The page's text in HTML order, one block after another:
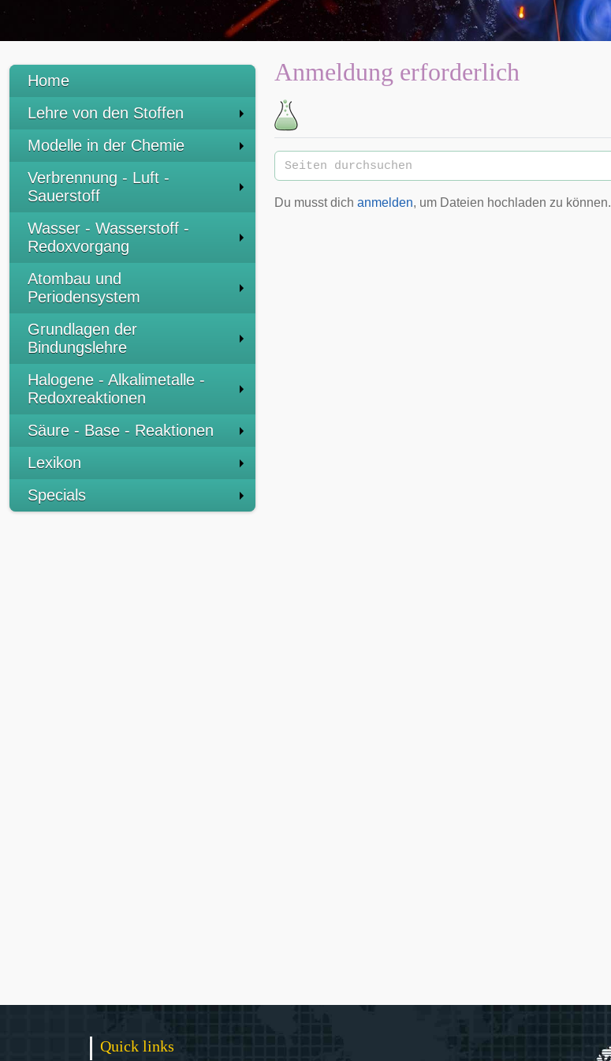
Home
Lehre von den Stoffen
Modelle in der Chemie
Verbrennung - Luft -
Sauerstoff
Wasser - Wasserstoff -
Redoxvorgang
Atombau und
Periodensystem
Grundlagen der
Bindungslehre
Halogene - Alkalimetalle -
Redoxreaktionen
Säure - Base - Reaktionen
Lexikon
Specials
Anmeldung erforderlich
Du musst dich anmelden, um Dateien hochladen zu können.
Quick links